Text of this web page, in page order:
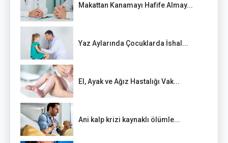
Makattan Kanamayı Hafife Almay...
Yaz Aylarında Çocuklarda İshal...
El, Ayak ve Ağız Hastalığı Vak...
Ani kalp krizi kaynaklı ölümle...